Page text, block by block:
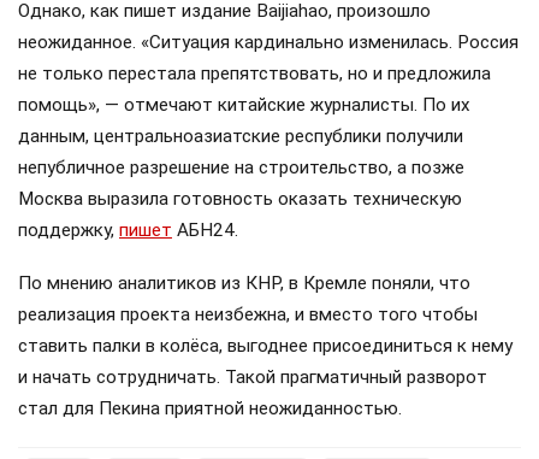
Однако, как пишет издание Baijiahao, произошло
неожиданное. «Ситуация кардинально изменилась. Россия
не только перестала препятствовать, но и предложила
помощь», — отмечают китайские журналисты. По их
данным, центральноазиатские республики получили
непубличное разрешение на строительство, а позже
Москва выразила готовность оказать техническую
поддержку, пишет АБН24.
По мнению аналитиков из КНР, в Кремле поняли, что
реализация проекта неизбежна, и вместо того чтобы
ставить палки в колёса, выгоднее присоединиться к нему
и начать сотрудничать. Такой прагматичный разворот
стал для Пекина приятной неожиданностью.